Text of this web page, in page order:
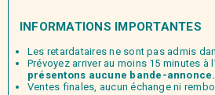
INFORMATIONS IMPORTANTES
Les retardataires ne sont pas admis
Prévoyez arriver au moins 15 minutes à
présentons aucune bande-annonce.
Ventes finales, aucun échange ni